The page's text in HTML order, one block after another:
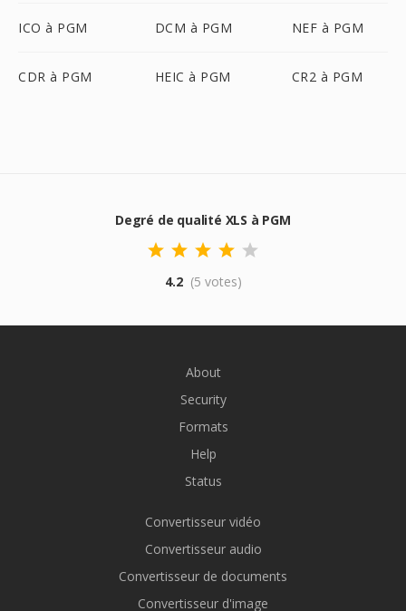
ICO à PGM DCM à PGM NEF à PGM
CDR à PGM HEIC à PGM CR2 à PGM
Degré de qualité XLS à PGM
4.2 (5 votes)
About
Security
Formats
Help
Status
Convertisseur vidéo
Convertisseur audio
Convertisseur de documents
Convertisseur d'image